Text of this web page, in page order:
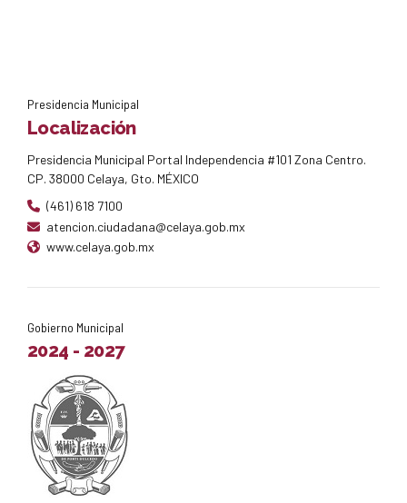
Presidencia Municipal
Localización
Presidencia Municipal Portal Independencia #101 Zona Centro.
CP. 38000 Celaya, Gto. MÉXICO
(461) 618 7100
atencion.ciudadana@celaya.gob.mx
www.celaya.gob.mx
Gobierno Municipal
2024 - 2027